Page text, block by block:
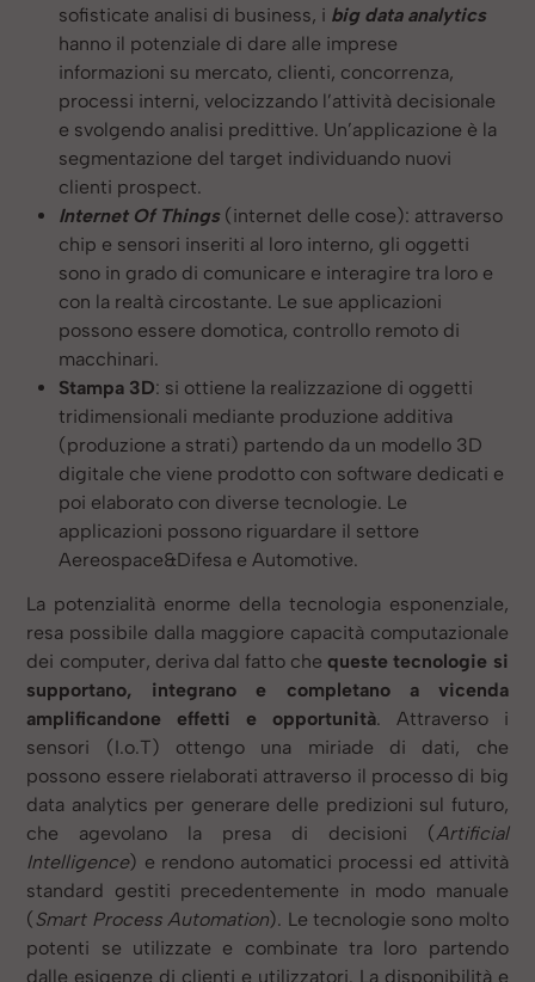
sofisticate analisi di business, i big data analytics
hanno il potenziale di dare alle imprese
informazioni su mercato, clienti, concorrenza,
processi interni, velocizzando l’attività decisionale
e svolgendo analisi predittive. Un’applicazione è la
segmentazione del target individuando nuovi
clienti prospect.
Internet Of Things(internet delle cose): attraverso
chip e sensori inseriti al loro interno, gli oggetti
sono in grado di comunicare e interagire tra loro e
con la realtà circostante. Le sue applicazioni
possono essere domotica, controllo remoto di
macchinari.
Stampa 3D: si ottiene la realizzazione di oggetti
tridimensionali mediante produzione additiva
(produzione a strati) partendo da un modello 3D
digitale che viene prodotto con software dedicati e
poi elaborato con diverse tecnologie. Le
applicazioni possono riguardare il settore
Aereospace&Difesa e Automotive.
La potenzialità enorme della tecnologia esponenziale,
resa possibile dalla maggiore capacità computazionale
dei computer, deriva dal fatto che queste tecnologie si
supportano, integrano e completano a vicenda
amplificandone effetti e opportunità. Attraverso i
sensori (I.o.T) ottengo una miriade di dati, che
possono essere rielaborati attraverso il processo di big
data analytics per generare delle predizioni sul futuro,
che agevolano la presa di decisioni (Artificial
Intelligence) e rendono automatici processi ed attività
standard gestiti precedentemente in modo manuale
(Smart Process Automation). Le tecnologie sono molto
potenti se utilizzate e combinate tra loro partendo
dalle esigenze di clienti e utilizzatori. La disponibilità e